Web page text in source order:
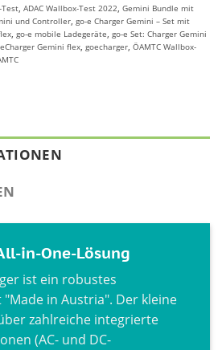
Test ADAC Wallbox-Test 2022 Gemini Bundle mit
und Controller go-e Charger Gemini – Set mit
go-e mobile Ladegeräte go-e Set: Charger Gemini
Gemini flex goecharger ÖAMTC Wallbox-
in-One-Lösung
ist ein robustes
in Austria". Der kleine
zahlreiche integrierte
(AC- und DC-